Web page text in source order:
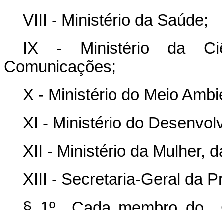
VIII - Ministério da Saúde;
IX - Ministério da
Comunicações;
X - Ministério do Meio
XI - Ministério do
XII - Ministério da Mulher,
XIII - Secretaria-Geral da